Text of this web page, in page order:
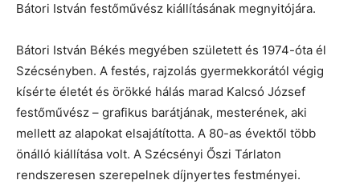
Bátori István festőművész kiállításának megnyitójára.
Bátori István Békés megyében született és 1974-óta él
Szécsényben. A festés, rajzolás gyermekkorától végig
kísérte életét és örökké hálás marad Kalcsó József
festőművész – grafikus barátjának, mesterének, aki
mellett az alapokat elsajátította. A 80-as évektől több
önálló kiállítása volt. A Szécsényi Őszi Tárlaton
rendszeresen szerepelnek díjnyertes festményei.